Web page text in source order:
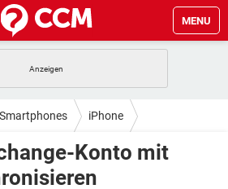
MENU
IOS
INSTAGRAM
TIKTOK
STREAMING
IOS
STREAMING
Smartphones iPhone
Konto mit